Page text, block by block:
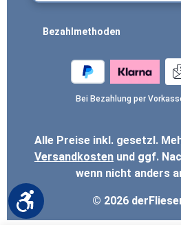
Bezahlmethoden
Bei Bezahlung per
© 2026
Alle Preise inkl. gesetzl.
Versandkosten und ggf.
wenn nicht anders
Werkzeugleiste anzeigen